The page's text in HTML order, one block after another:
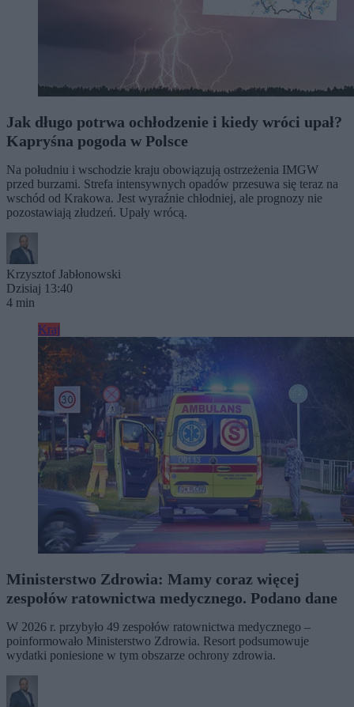
Jak długo potrwa ochłodzenie i kiedy wróci upał?
Kapryśna pogoda w Polsce
Na południu i wschodzie kraju obowiązują ostrzeżenia IMGW
przed burzami. Strefa intensywnych opadów przesuwa się teraz na
wschód od Krakowa. Jest wyraźnie chłodniej, ale prognozy nie
pozostawiają złudzeń. Upały wrócą.
Krzysztof Jabłonowski
Dzisiaj 13:40
4 min
Kraj
Ministerstwo Zdrowia: Mamy coraz więcej
zespołów ratownictwa medycznego. Podano dane
W 2026 r. przybyło 49 zespołów ratownictwa medycznego –
poinformowało Ministerstwo Zdrowia. Resort podsumowuje
wydatki poniesione w tym obszarze ochrony zdrowia.